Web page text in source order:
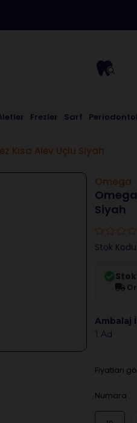
Frezler Sarf
Kısa Alev Uçlu Siyah
Omega
Siyah
Stok Kodu
Ambalaj
1 Ad
Fiyatları
Numara